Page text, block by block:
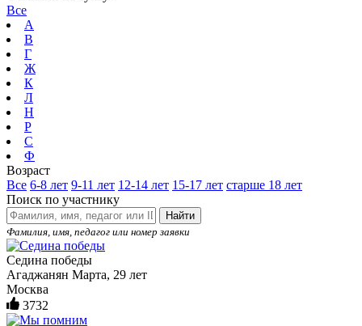
Все
А
В
Г
Ж
К
Л
Н
Р
С
Ф
Возраст
Все 6-8 лет 9-11 лет 12-14 лет 15-17 лет старше 18 лет
Поиск по участнику
Найти
Фамилия, имя, педагог или номер заявки
Седина победы
Агаджанян Марта, 29 лет
Москва
3732